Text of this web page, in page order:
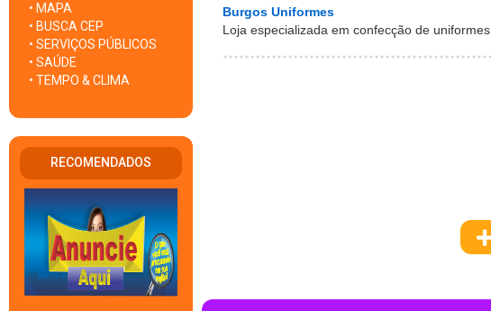
• MAPA
• BUSCA CEP
• SERVIÇOS PÚBLICOS
• SAÚDE
• TEMPO & CLIMA
RECOMENDADOS
Burgos Uniformes
Loja especializada em confecção de uniformes